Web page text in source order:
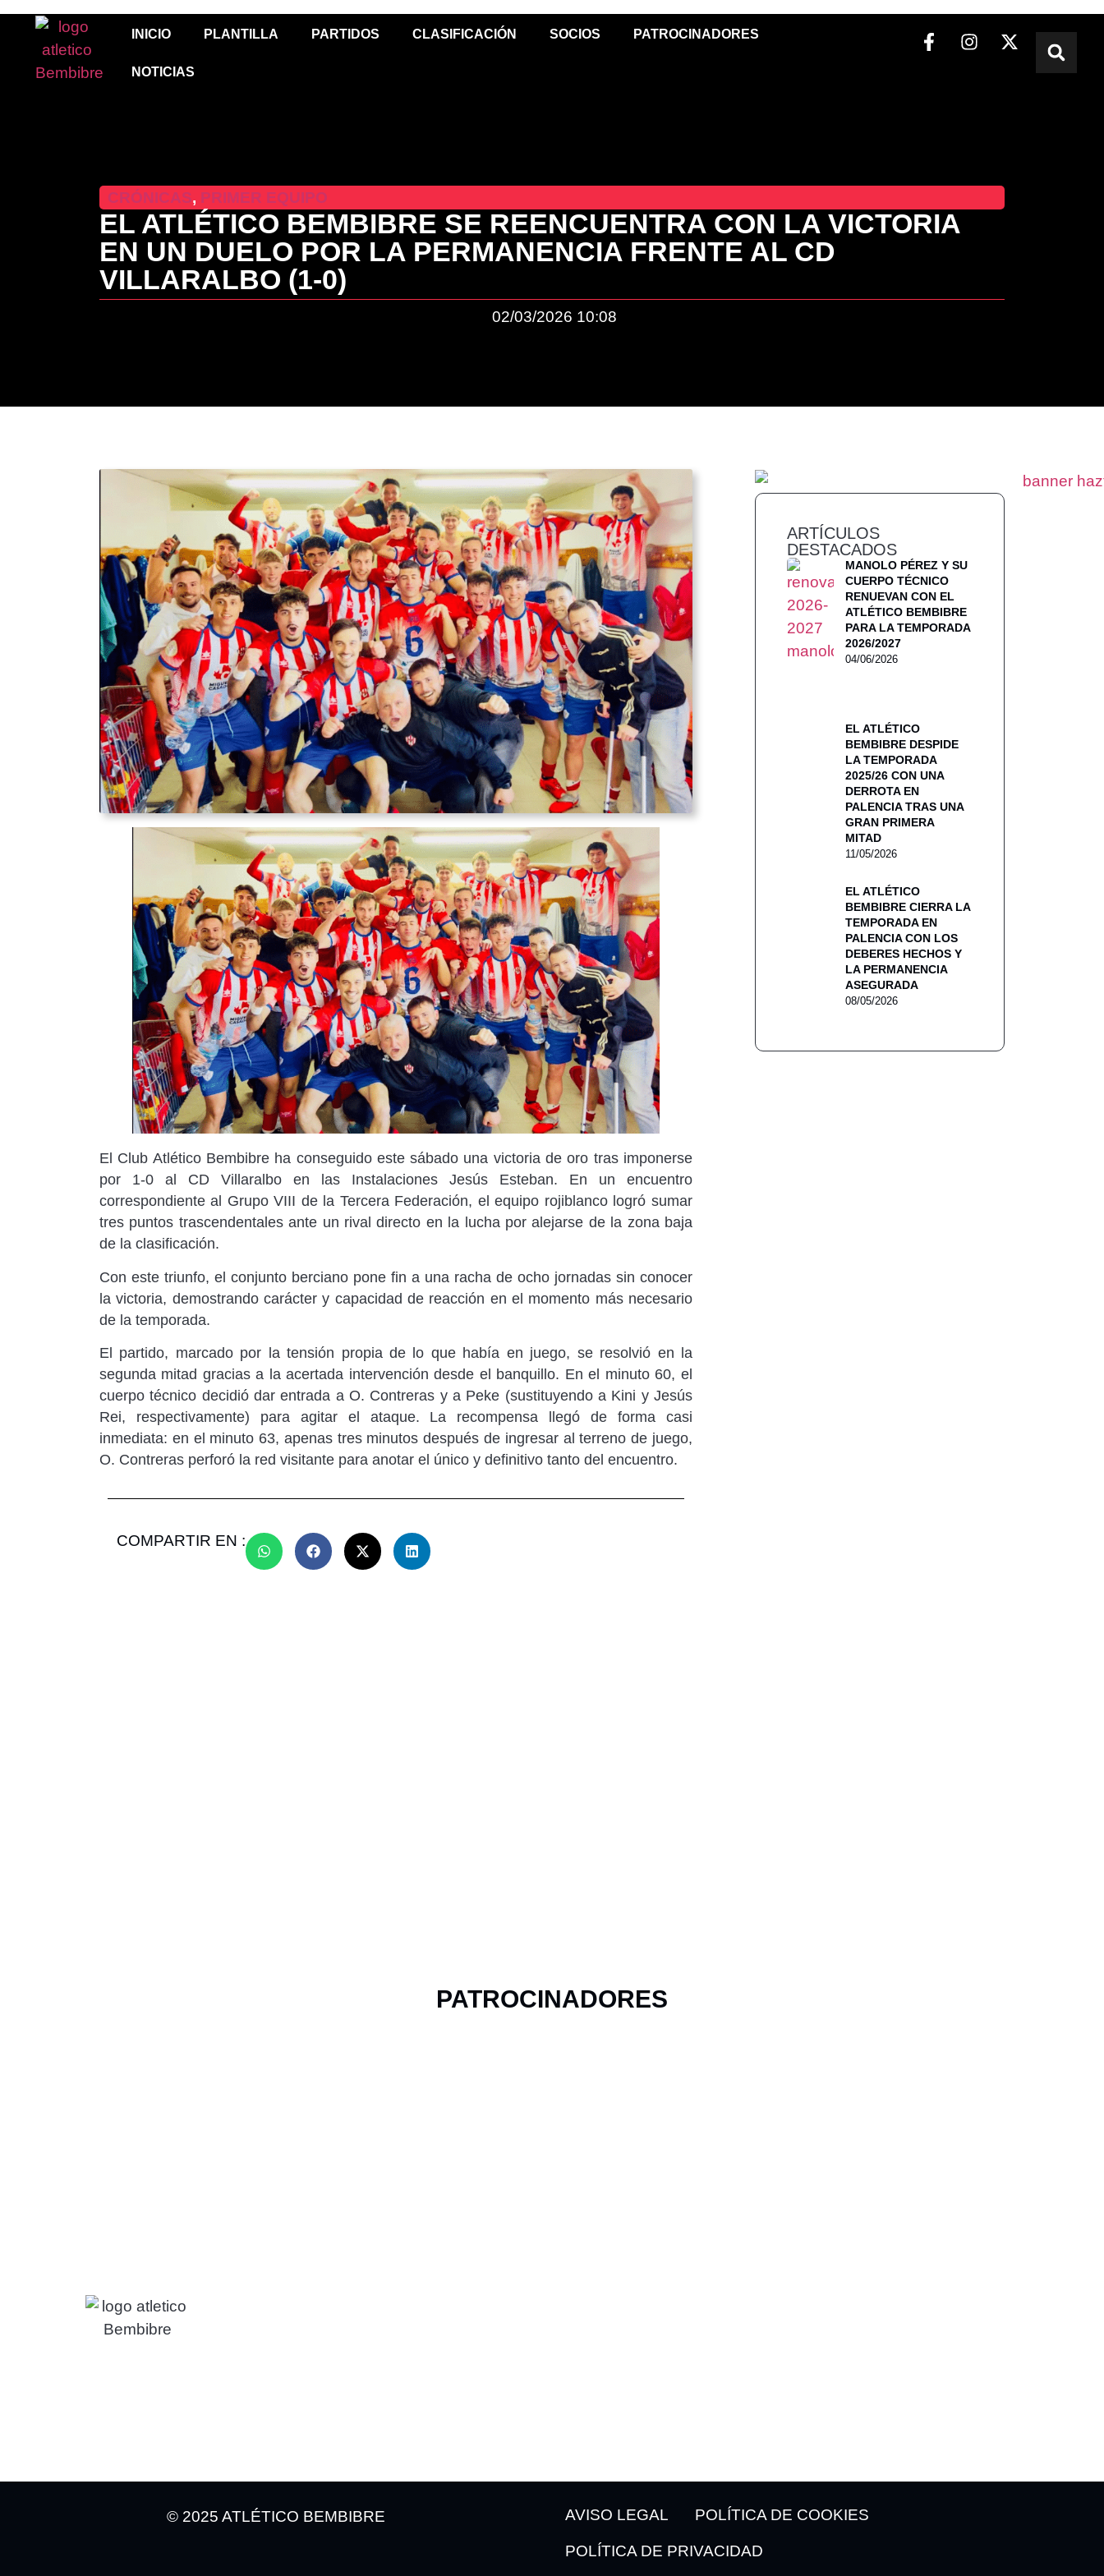
INICIO PLANTILLA PARTIDOS CLASIFICACIÓN SOCIOS PATROCINADORES
NOTICIAS
CRÓNICAS, PRIMER EQUIPO
EL ATLÉTICO BEMBIBRE SE REENCUENTRA CON LA VICTORIA
EN UN DUELO POR LA PERMANENCIA FRENTE AL CD
VILLARALBO (1-0)
02/03/2026 10:08
El Club Atlético Bembibre ha conseguido este sábado una victoria de oro tras imponerse
por 1-0 al CD Villaralbo en las Instalaciones Jesús Esteban. En un encuentro
correspondiente al Grupo VIII de la Tercera Federación, el equipo rojiblanco logró sumar
tres puntos trascendentales ante un rival directo en la lucha por alejarse de la zona baja
de la clasificación.
Con este triunfo, el conjunto berciano pone fin a una racha de ocho jornadas sin conocer
la victoria, demostrando carácter y capacidad de reacción en el momento más necesario
de la temporada.
El partido, marcado por la tensión propia de lo que había en juego, se resolvió en la
segunda mitad gracias a la acertada intervención desde el banquillo. En el minuto 60, el
cuerpo técnico decidió dar entrada a O. Contreras y a Peke (sustituyendo a Kini y Jesús
Rei, respectivamente) para agitar el ataque. La recompensa llegó de forma casi
inmediata: en el minuto 63, apenas tres minutos después de ingresar al terreno de juego,
O. Contreras perforó la red visitante para anotar el único y definitivo tanto del encuentro.
COMPARTIR EN :
ARTÍCULOS
DESTACADOS
MANOLO PÉREZ Y SU
CUERPO TÉCNICO
RENUEVAN CON EL
ATLÉTICO BEMBIBRE
PARA LA TEMPORADA
2026/2027
04/06/2026
EL ATLÉTICO
BEMBIBRE DESPIDE
LA TEMPORADA
2025/26 CON UNA
DERROTA EN
PALENCIA TRAS UNA
GRAN PRIMERA
MITAD
11/05/2026
EL ATLÉTICO
BEMBIBRE CIERRA LA
TEMPORADA EN
PALENCIA CON LOS
DEBERES HECHOS Y
LA PERMANENCIA
ASEGURADA
08/05/2026
PATROCINADORES
© 2025 ATLÉTICO BEMBIBRE AVISO LEGAL POLÍTICA DE COOKIES
POLÍTICA DE PRIVACIDAD